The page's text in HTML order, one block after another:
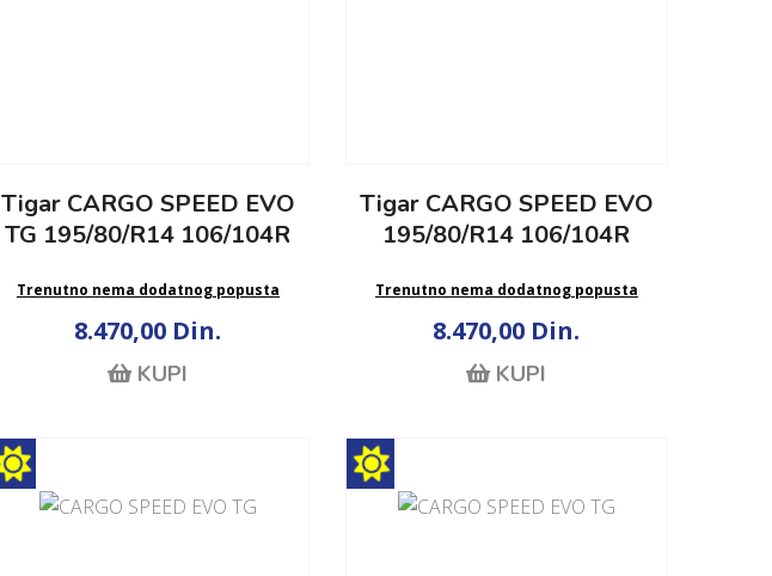
Tigar CARGO SPEED EVO
TG 195/80/R14 106/104R
Trenutno nema dodatnog popusta
8.470,00 Din.
KUPI
Tigar CARGO SPEED EVO
195/80/R14 106/104R
Trenutno nema dodatnog popusta
8.470,00 Din.
KUPI